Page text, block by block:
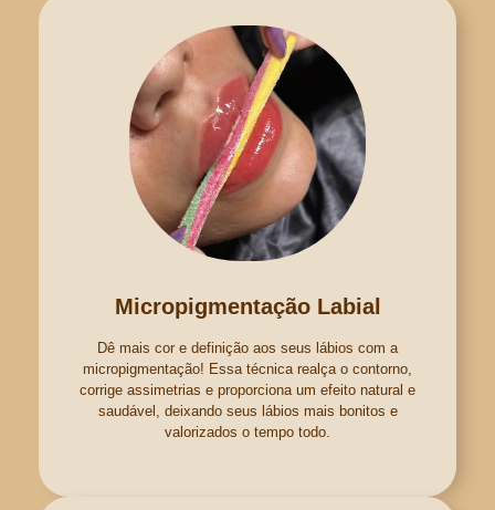
Micropigmentação Labial
Dê mais cor e definição aos seus lábios com a
micropigmentação! Essa técnica realça o contorno,
corrige assimetrias e proporciona um efeito natural e
saudável, deixando seus lábios mais bonitos e
valorizados o tempo todo.